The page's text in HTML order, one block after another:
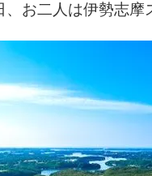
、お二人は伊勢志